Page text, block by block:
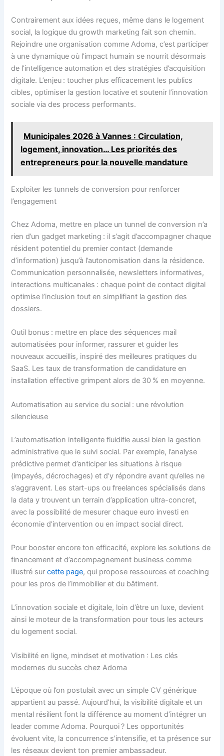
Contrairement aux idées reçues, même dans le logement
social, la logique du growth marketing fait son chemin.
Rejoindre une organisation comme Adoma, c’est participer
à une dynamique où l’impact humain se nourrit désormais
de l’intelligence automation et des stratégies d’acquisition
digitale. L’enjeu : toucher plus efficacement les publics
cibles, optimiser la gestion locative et soutenir l’innovation
sociale via des process performants.
Municipales 2026 à Vannes : Circulation,
logement, innovation… Les priorités des
entrepreneurs pour la nouvelle mandature
Exploiter les tunnels de conversion pour renforcer
l’engagement
Chez Adoma, mettre en place un tunnel de conversion n’a
rien d’un gadget marketing : il s’agit d’accompagner chaque
résident potentiel du premier contact (demande
d’information) jusqu’à l’autonomisation dans la résidence.
Communication personnalisée, newsletters informatives,
interactions multicanales : chaque point de contact digital
optimise l’inclusion tout en simplifiant la gestion des
dossiers.
Outil bonus : mettre en place des séquences mail
automatisées pour informer, rassurer et guider les
nouveaux accueillis, inspiré des meilleures pratiques du
SaaS. Les taux de transformation de candidature en
installation effective grimpent alors de 30 % en moyenne.
Automatisation au service du social : une révolution
silencieuse
L’automatisation intelligente fluidifie aussi bien la gestion
administrative que le suivi social. Par exemple, l’analyse
prédictive permet d’anticiper les situations à risque
(impayés, décrochages) et d’y répondre avant qu’elles ne
s’aggravent. Les start-ups ou freelances spécialisés dans
la data y trouvent un terrain d’application ultra-concret,
avec la possibilité de mesurer chaque euro investi en
économie d’intervention ou en impact social direct.
Pour booster encore ton efficacité, explore les solutions de
financement et d’accompagnement business comme
illustré surcette page, qui propose ressources et coaching
pour les pros de l’immobilier et du bâtiment.
L’innovation sociale et digitale, loin d’être un luxe, devient
ainsi le moteur de la transformation pour tous les acteurs
du logement social.
Visibilité en ligne, mindset et motivation : Les clés
modernes du succès chez Adoma
L’époque où l’on postulait avec un simple CV générique
appartient au passé. Aujourd’hui, la visibilité digitale et un
mental résilient font la différence au moment d’intégrer un
leader comme Adoma. Pourquoi ? Les opportunités
évoluent vite, la concurrence s’intensifie, et ta présence sur
les réseaux devient ton premier ambassadeur.